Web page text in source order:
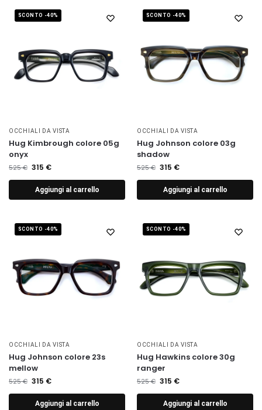
SCONTO -40%
OCCHIALI DA VISTA
Hug Kimbrough colore 05g
onyx
525€ 315 €
Aggiungi al carrello
SCONTO -40%
OCCHIALI DA VISTA
Hug Johnson colore 03g
shadow
525€ 315 €
Aggiungi al carrello
SCONTO -40%
OCCHIALI DA VISTA
Hug Johnson colore 23s
mellow
525€ 315 €
Aggiungi al carrello
SCONTO -40%
OCCHIALI DA VISTA
Hug Hawkins colore 30g
ranger
525€ 315 €
Aggiungi al carrello